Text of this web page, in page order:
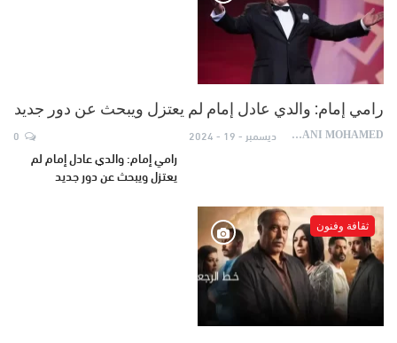
رامي إمام: والدي عادل إمام لم يعتزل ويبحث عن دور جديد
AYDANI MOHAMED ديسمبر - 19 - 2024
رامي إمام: والدي عادل إمام لم
يعتزل ويبحث عن دور جديد
ثقافة وفنون